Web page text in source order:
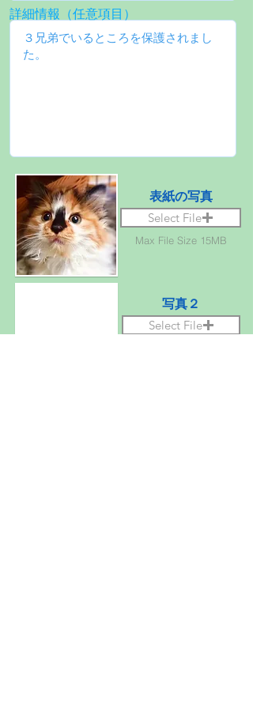
詳細情報（任意項目）
表紙の写真
Select File
Max File Size 15MB
写真２
Select File